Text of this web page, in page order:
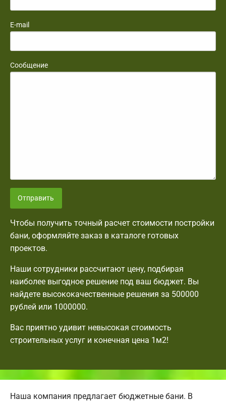
E-mail
Сообщение
Отправить
Чтобы получить точный расчет стоимости постройки
бани, оформляйте заказ в каталоге готовых
проектов.
Наши сотрудники рассчитают цену, подбирая
наиболее выгодное решение под ваш бюджет. Вы
найдете высококачественные решения за 500000
рублей или 1000000.
Вас приятно удивит невысокая стоимость
строительных услуг и конечная цена 1м2!
Наша компания предлагает бюджетные бани. В